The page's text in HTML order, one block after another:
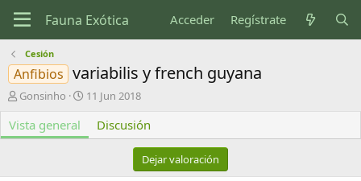
Acceder Regístrate
Cesión
Anfibios variabilis y french guyana
A
t
o
Gonsinho
F
h
11 Jun 2018
Vista general Discusión
Dejar valoración